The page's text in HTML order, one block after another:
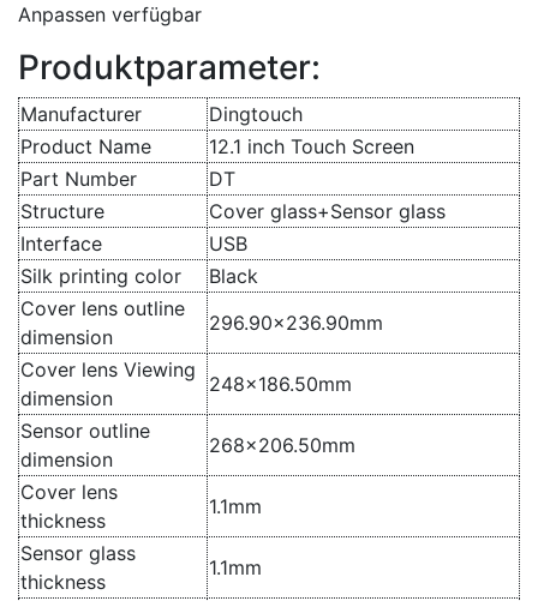
Anpassen verfügbar
Produktparameter:
Manufacturer
Dingtouch
Product Name
12.1 inch Touch Screen
Part Number
DT
Structure
Cover glass+Sensor glass
Interface
USB
Silk printing color
Black
Cover lens outline
dimension
296.90×236.90mm
Cover lens Viewing
dimension
248×186.50mm
Sensor outline
dimension
268×206.50mm
Cover lens
thickness
1.1mm
Sensor glass
thickness
1.1mm